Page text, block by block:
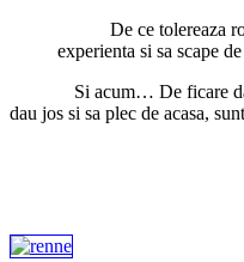
De ce tolereaza
experienta si sa scape
Si acum… De ficare
dau jos si sa plec de acasa,